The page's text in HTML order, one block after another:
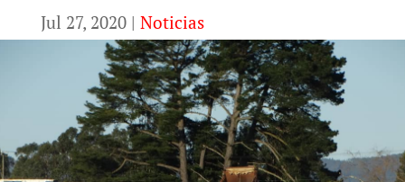
Jul 27, 2020| Noticias